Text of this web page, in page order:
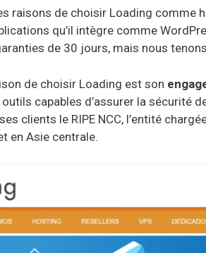
raisons de choisir Loading comme
qu’il intègre comme
de 30 jours, mais nous
de choisir Loading est son
capables d’assurer la sécurité
clients le RIPE NCC, l’entité
en Asie centrale.